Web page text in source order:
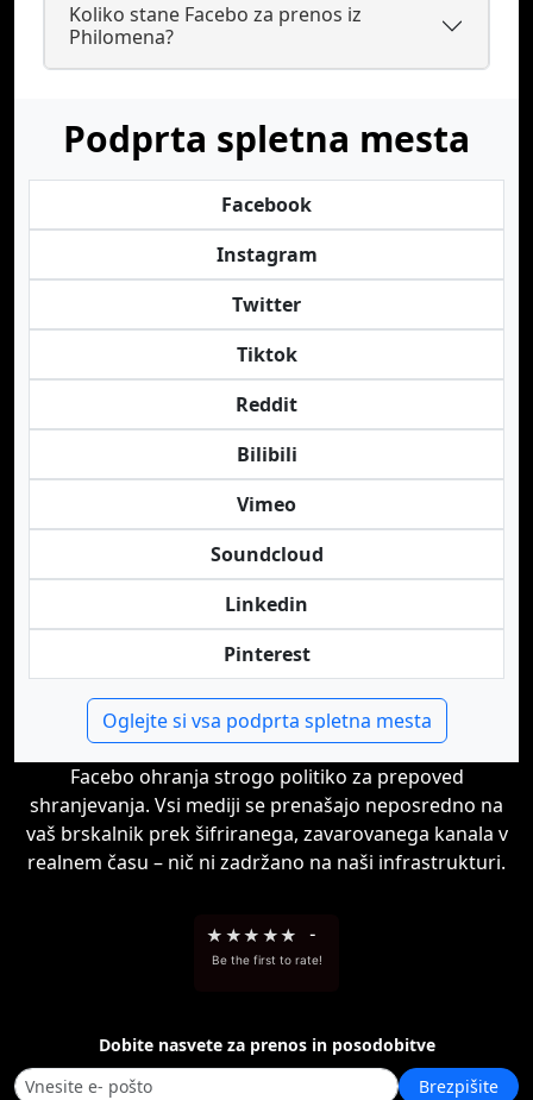
Koliko stane Facebo za prenos iz
Philomena?
Podprta spletna mesta
Facebook
Instagram
Twitter
Tiktok
Reddit
Bilibili
Vimeo
Soundcloud
Linkedin
Pinterest
Oglejte si vsa podprta spletna mesta
Facebo ohranja strogo politiko za prepoved
shranjevanja. Vsi mediji se prenašajo neposredno na
vaš brskalnik prek šifriranega, zavarovanega kanala v
realnem času – nič ni zadržano na naši infrastrukturi.
★ ★★ ★★ -
Be the first to rate!
Dobite nasvete za prenos in posodobitve
Brezpišite